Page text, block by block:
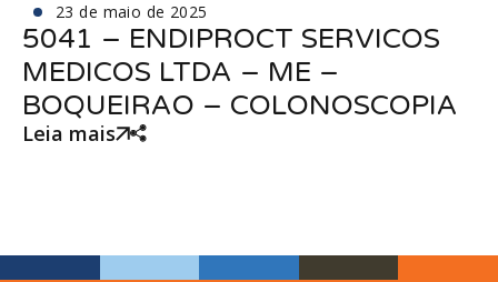
23 de maio de 2025
5041 – ENDIPROCT SERVICOS
MEDICOS LTDA – ME –
BOQUEIRAO – COLONOSCOPIA
Leia mais